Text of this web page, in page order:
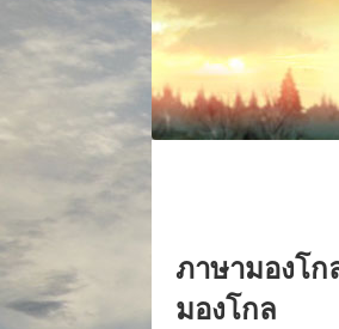
ภาษามองโ
มองโกล